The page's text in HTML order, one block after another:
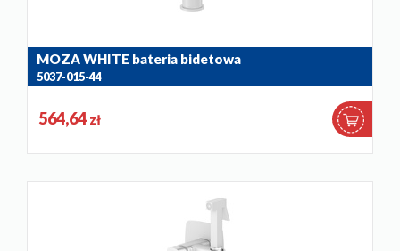
MOZA WHITE bateria bidetowa
5037-015-44
564,64 zł